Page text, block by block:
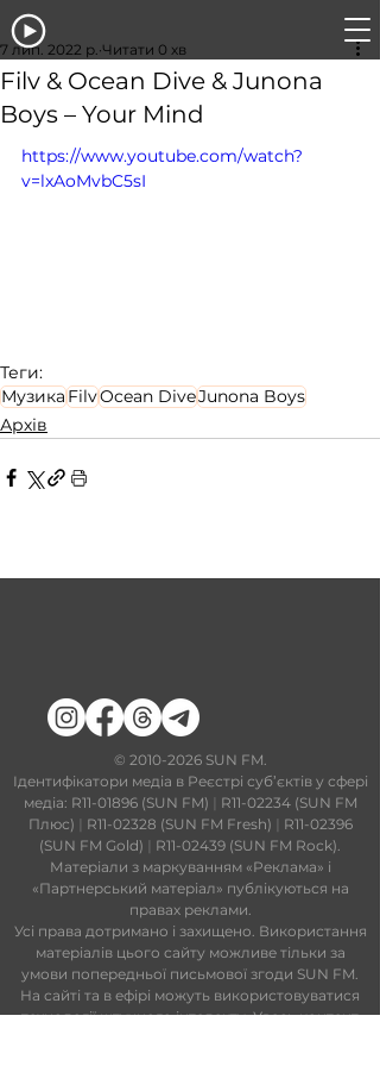
Filv & Ocean Dive & Junona
Boys – Your Mind
7 лип. 2022 р. Читати 0 хв
https://www.youtube.com/watch?
v=lxAoMvbC5sI
Теги:
МузикаFilvOcean DiveJunona Boys
Архів
​© 2010-2026SUN FM.
Ідентифікатори медіа в Реєстрі суб’єктів у сфері
медіа: R11-01896 (SUN FM) | R11-02234 (SUN FM
Плюс) | R11-02328 (SUN FM Fresh) | R11-02396
(SUN FM Gold) | R11-02439 (SUN FM Rock).
Матеріали з маркуванням «Реклама» і
«Партнерський матеріал» публікуються на
правах реклами.
Усі права дотримано і захищено. Використання
матеріалів цього сайту можливе тільки за
умови попередньої письмової згоди SUN FM.
На сайті та в ефірі можуть використовуватися
технології штучного інтелекту. Увесь контент